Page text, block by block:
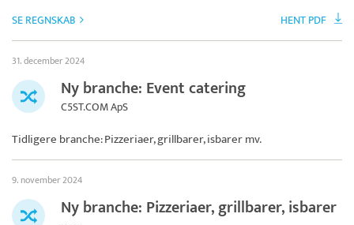
SE REGNSKAB HENT PDF
31. december 2024
Ny branche: Event catering
C5ST.COM ApS
Tidligere branche: Pizzeriaer, grillbarer, isbarer mv.
9. november 2024
Ny branche: Pizzeriaer, grillbarer, isbarer